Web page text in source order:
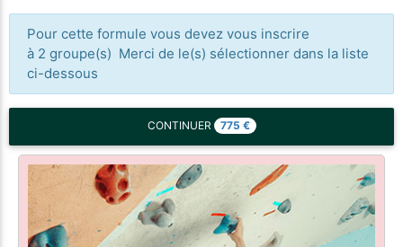
Pour cette formule vous devez vous inscrire
à 2 groupe(s) Merci de le(s) sélectionner dans la liste
ci-dessous
CONTINUER 775 €